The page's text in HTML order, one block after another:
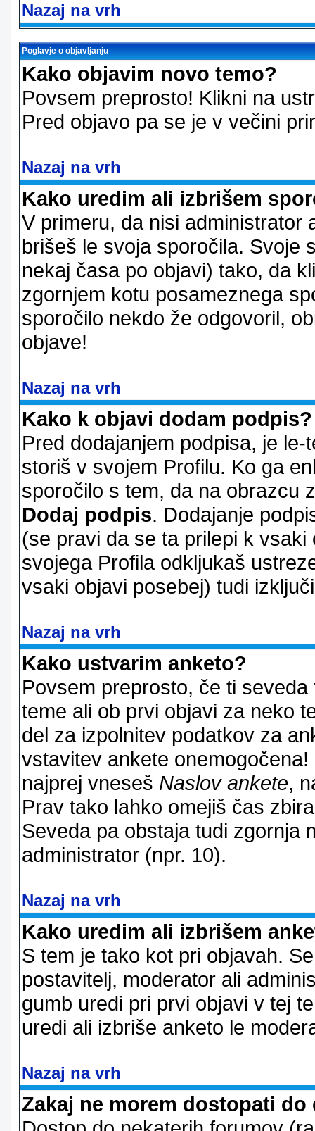
Nazaj na vrh
Poglavje o objavljanju
Kako objavim novo temo?
Povsem preprosto! Klikni na
Pred objavo pa se je v večini
Nazaj na vrh
Kako uredim ali izbrišem
V primeru, da nisi administrator
brišeš le svoja sporočila. Svoje
nekaj časa po objavi) tako, da
zgornjem kotu posameznega
sporočilo nekdo že odgovoril,
objave!
Nazaj na vrh
Kako k objavi dodam podpis?
Pred dodajanjem podpisa, je
storiš v svojem Profilu. Ko ga
sporočilo s tem, da na obrazcu
Dodaj podpis. Dodajanje
(se pravi da se ta prilepi k
svojega Profila odkljukaš
vsaki objavi posebej) tudi
Nazaj na vrh
Kako ustvarim anketo?
Povsem preprosto, če ti
teme ali ob prvi objavi za neko
del za izpolnitev podatkov za
vstavitev ankete
najprej vneseš Naslov ankete,
Prav tako lahko omejiš čas
Seveda pa obstaja tudi zgornja
administrator (npr. 10).
Nazaj na vrh
Kako uredim ali izbrišem
S tem je tako kot pri objavah.
postavitelj, moderator ali
gumb uredi pri prvi objavi v tej
uredi ali izbriše anketo le
Nazaj na vrh
Zakaj ne morem dostopati